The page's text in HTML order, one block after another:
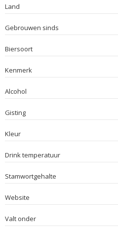
Land
Gebrouwen sinds
Biersoort
Kenmerk
Alcohol
Gisting
Kleur
Drink temperatuur
Stamwortgehalte
Website
Valt onder